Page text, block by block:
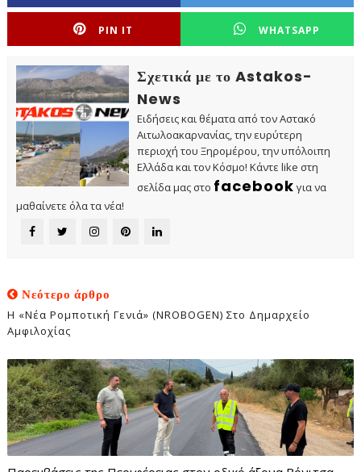
PIN IT WHATSAPP
Σχετικά με το Astakos-
News
Ειδήσεις και θέματα από τον Αστακό
Αιτωλοακαρνανίας, την ευρύτερη
περιοχή του Ξηρομέρου, την υπόλοιπη
Ελλάδα και τον Κόσμο! Κάντε like στη
σελίδα μας στο facebook για να
μαθαίνετε όλα τα νέα!
Νεότερο άρθρο
Η «Νέα Ρομποτική Γενιά» (NROBOGEN) Στο Δημαρχείο
Αμφιλοχίας